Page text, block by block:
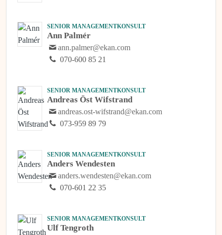
SENIOR MANAGEMENTKONSULT
Ann Palmér
ann.palmer@ekan.com
070-600 85 21
SENIOR MANAGEMENTKONSULT
Andreas Öst Wifstrand
andreas.ost-wifstrand@ekan.com
073-959 89 79
SENIOR MANAGEMENTKONSULT
Anders Wendesten
anders.wendesten@ekan.com
070-601 22 35
SENIOR MANAGEMENTKONSULT
Ulf Tengroth